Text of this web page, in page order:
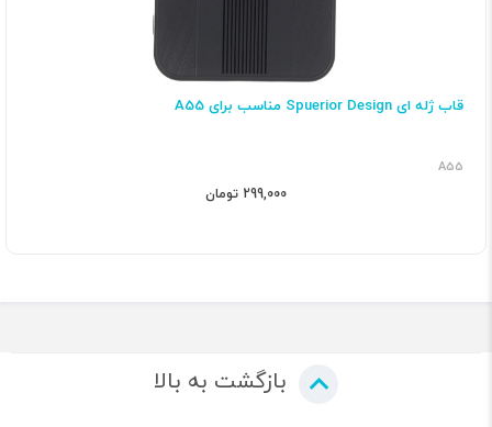
قاب ژله ای Spuerior Design مناسب برای A55
A55
299,000 تومان
بازگشت به بالا